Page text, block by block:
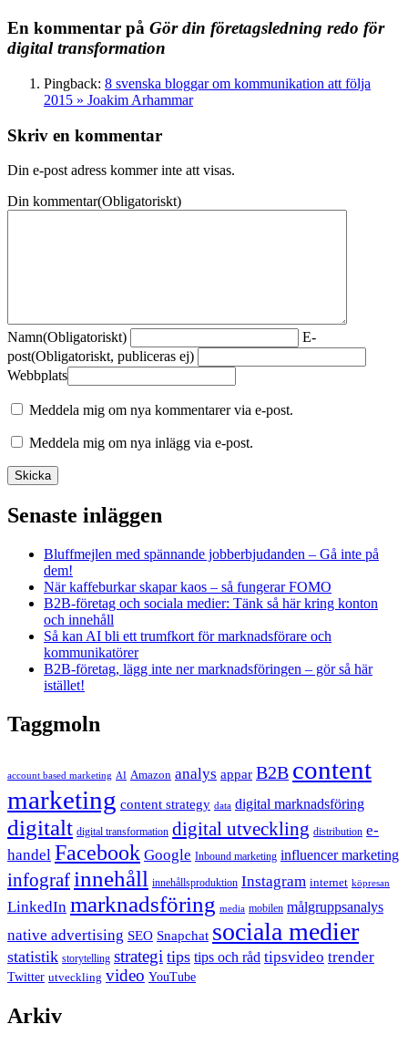
En kommentar på Gör din företagsledning redo för
digital transformation
Pingback: 8 svenska bloggar om kommunikation att följa
2015 » Joakim Arhammar
Skriv en kommentar
Din e-post adress kommer inte att visas.
Din kommentar(Obligatoriskt)
Namn(Obligatoriskt)
E-
post(Obligatoriskt, publiceras ej)
Webbplats
Meddela mig om nya kommentarer via e-post.
Meddela mig om nya inlägg via e-post.
Senaste inläggen
Bluffmejlen med spännande jobberbjudanden – Gå inte på
dem!
När kaffeburkar skapar kaos – så fungerar FOMO
B2B-företag och sociala medier: Tänk så här kring konton
och innehåll
Så kan AI bli ett trumfkort för marknadsförare och
kommunikatörer
B2B-företag, lägg inte ner marknadsföringen – gör så här
istället!
Taggmoln
account based marketing AI Amazon analys appar B2B content
marketing content strategy data digital marknadsföring
digitalt digital transformation digital utveckling distribution e-
handel Facebook Google Inbound marketing influencer marketing
infograf innehåll innehållsproduktion Instagram internet köpresan
LinkedIn marknadsföring media mobilen målgruppsanalys
native advertising SEO Snapchat sociala medier
statistik storytelling strategi tips tips och råd tipsvideo trender
Twitter utveckling video YouTube
Arkiv